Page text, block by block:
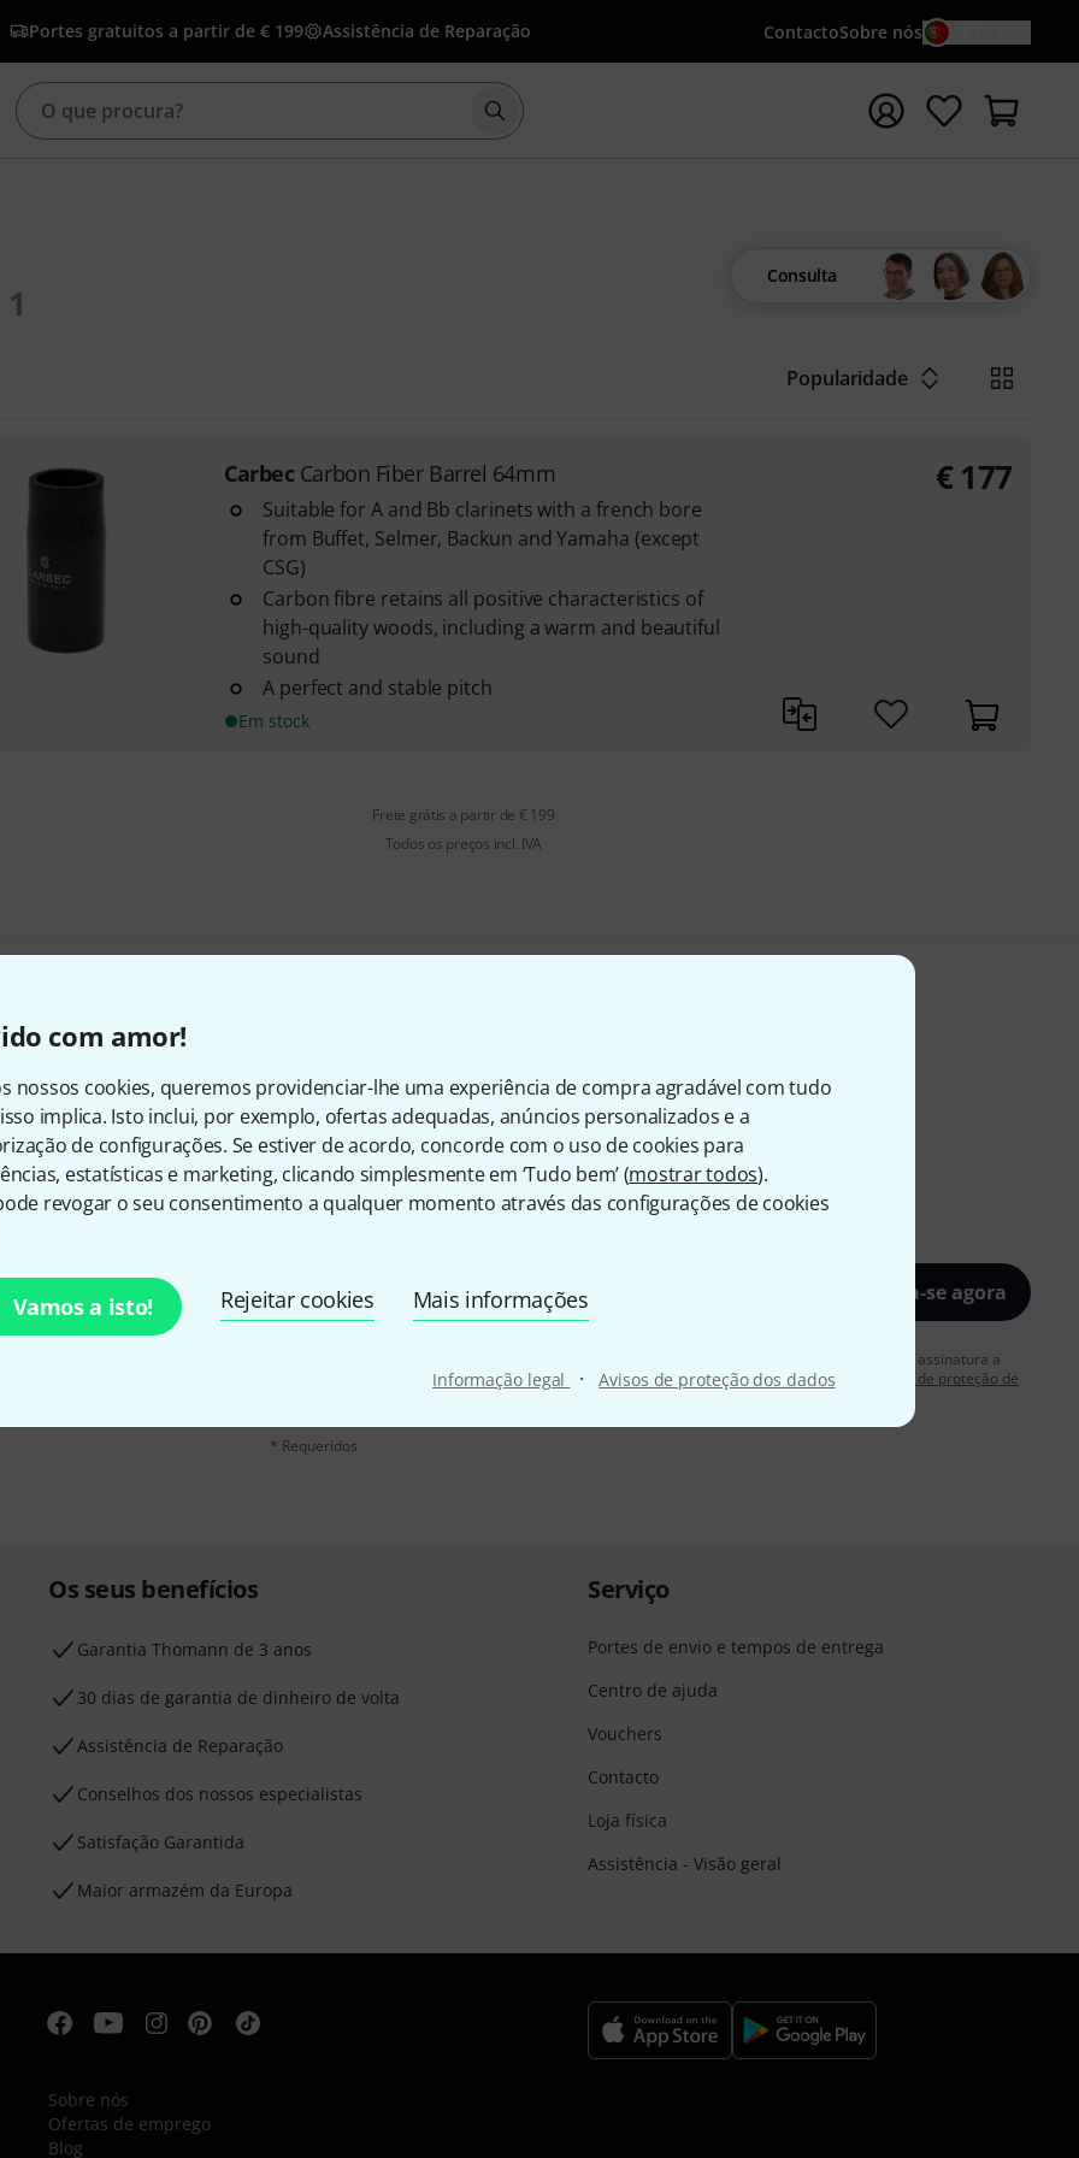
com amor!
nossos cookies, queremos providenciar-lhe uma experiência de compra agradável com tudo
implica. Isto inclui, por exemplo, ofertas adequadas, anúncios personalizados e a
de configurações. Se estiver de acordo, concorde com o uso de cookies para
estatísticas e marketing, clicando simplesmente em ‘Tudo bem’ (mostrar todos).
revogar o seu consentimento a qualquer momento através das configurações de cookies
Vamos a isto! Rejeitar cookies Mais informações
Informação legal · Avisos de proteção dos dados
Portes gratuitos a partir de € 199 Assistência de Reparação ContactoSobre nós
Iniciar pesquisa com o termo de pesquisa {searchTerm}
1
Consulta
Popularidade
Carbec Carbon Fiber Barrel 64mm
Suitable for A and Bb clarinets with a french bore
from Buffet, Selmer, Backun and Yamaha (except
CSG)
Carbon fibre retains all positive characteristics of
high-quality woods, including a warm and beautiful
sound
A perfect and stable pitch
Em stock
€ 177
Frete grátis a partir de € 199
Todos os preços incl. IVA
Partilhar Ajuda e feedback
e com um pouco de
no valor de50 €
Endereço de e-mail * Inscreva-se agora
Ao clicar em "Inscreva-se agora", concordo em receber publicidade por e-mail. Posso cancelar a assinatura a
qualquer momento. Você pode encontrar mais informações sobre a newsletter na nossa
diretriz de proteção de
* Requeridos
Os seus benefícios
Garantia Thomann de 3 anos
30 dias de garantia de dinheiro de volta
Assistência de Reparação
Conselhos dos nossos especialistas
Satisfação Garantida
Maior armazém da Europa
Serviço
Portes de envio e tempos de entrega
Centro de ajuda
Vouchers
Contacto
Loja física
Assistência - Visão geral
Sobre nós
Ofertas de emprego
Blog